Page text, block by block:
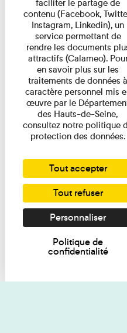
faciliter le partage de
contenu (Facebook,
Instagram, Linkedin), un
service permettant de
rendre les documents
attractifs (Calameo).
en savoir plus sur les
traitements de données à
caractère personnel mis
œuvre par le
des Hauts-de-Seine,
consultez notre politique
protection des données.
Tout accepter
Tout refuser
Personnaliser
Politique de
confidentialité